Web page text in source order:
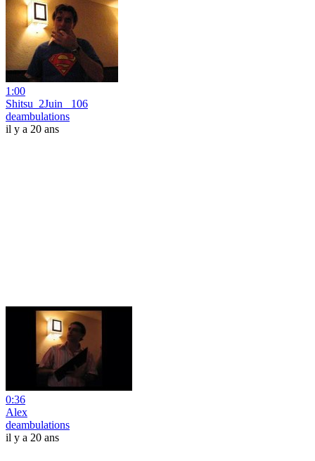
1:00
Shitsu_2Juin_ 106
deambulations
il y a 20 ans
0:36
Alex
deambulations
il y a 20 ans